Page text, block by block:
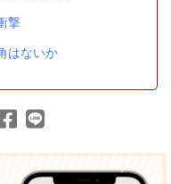
撃
はないか